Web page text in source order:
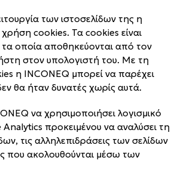
των ιστοσελίδων της η
cookies. Τα cookies είναι
τα οποία αποθηκεύονται από τον
στον υπολογιστή του. Με τη
η INCONEQ μπορεί να παρέχει
θα ήταν δυνατές χωρίς αυτά.
να χρησιμοποιήσει λογισμικό
προκειμένου να αναλύσει τη
τις αλληλεπιδράσεις των σελίδων
που ακολουθούνται μέσω των